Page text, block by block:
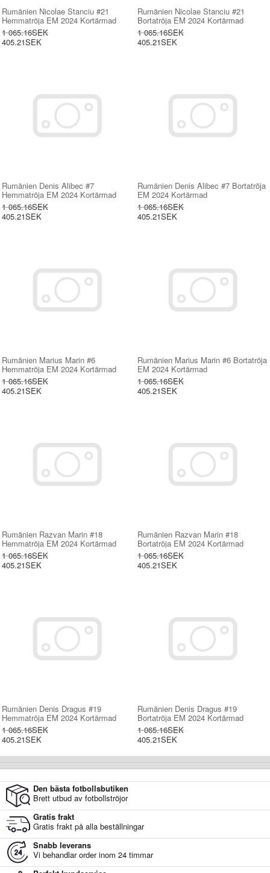
Rumänien Nicolae Stanciu #21
Hemmatröja EM 2024 Kortärmad
1 065.16SEK
405.21SEK
Rumänien Nicolae Stanciu #21
Bortatröja EM 2024 Kortärmad
1 065.16SEK
405.21SEK
Rumänien Denis Alibec #7
Hemmatröja EM 2024 Kortärmad
1 065.16SEK
405.21SEK
Rumänien Denis Alibec #7 Bortatröja
EM 2024 Kortärmad
1 065.16SEK
405.21SEK
Rumänien Marius Marin #6
Hemmatröja EM 2024 Kortärmad
1 065.16SEK
405.21SEK
Rumänien Marius Marin #6 Bortatröja
EM 2024 Kortärmad
1 065.16SEK
405.21SEK
Rumänien Razvan Marin #18
Hemmatröja EM 2024 Kortärmad
1 065.16SEK
405.21SEK
Rumänien Razvan Marin #18
Bortatröja EM 2024 Kortärmad
1 065.16SEK
405.21SEK
Rumänien Denis Dragus #19
Hemmatröja EM 2024 Kortärmad
1 065.16SEK
405.21SEK
Rumänien Denis Dragus #19
Bortatröja EM 2024 Kortärmad
1 065.16SEK
405.21SEK
Den bästa fotbollsbutiken
Brett utbud av fotbollströjor
Gratis frakt
Gratis frakt på alla beställningar
Snabb leverans
Vi behandlar order inom 24 timmar